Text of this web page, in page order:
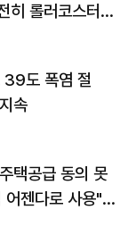
히 롤러코스터
39도 폭염 절
속
택공급 동의 못
젠다로 사용"